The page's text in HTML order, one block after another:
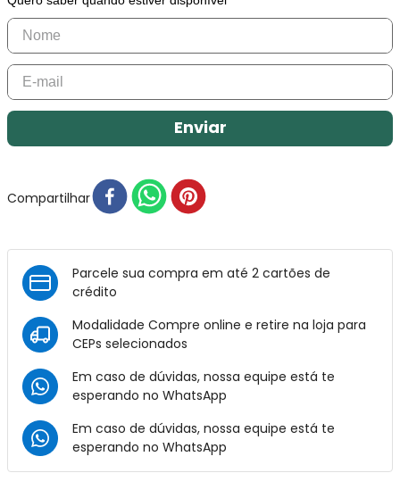
Enviar
Compartilhar
Parcele sua compra em até 2 cartões de
crédito
Modalidade Compre online e retire na loja para
CEPs selecionados
Em caso de dúvidas, nossa equipe está te
esperando no WhatsApp
Em caso de dúvidas, nossa equipe está te
esperando no WhatsApp